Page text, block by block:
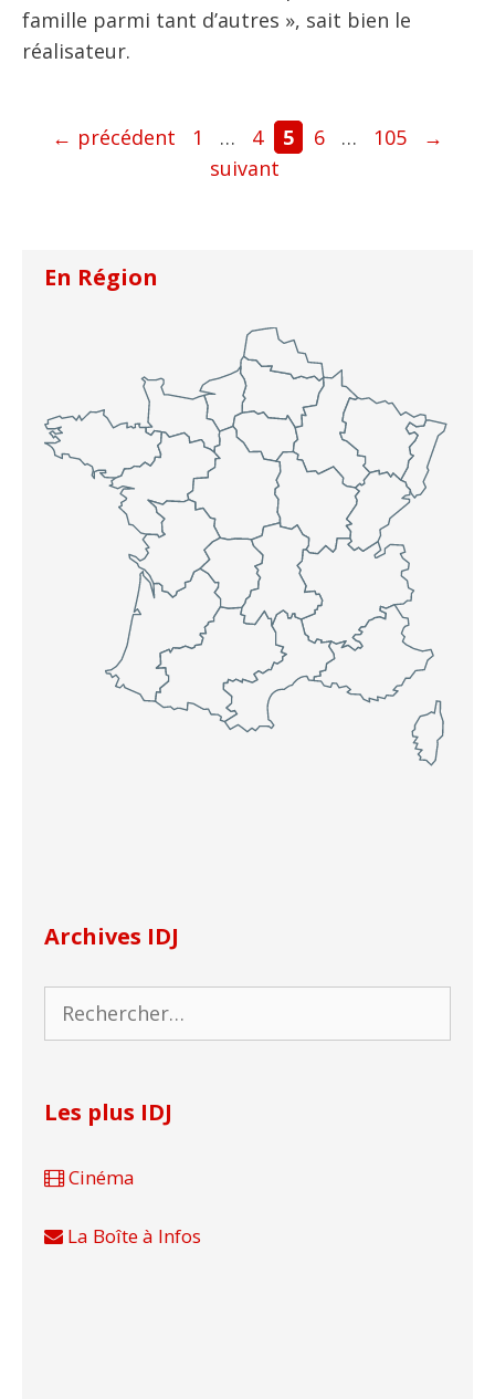
famille parmi tant d’autres », sait bien le
réalisateur.
← précédent Page
1 … Page
4 Page
5 Page
6 … Page
105
→
suivant
En Région
Archives IDJ
Rechercher :
Les plus IDJ
Cinéma
La Boîte à Infos